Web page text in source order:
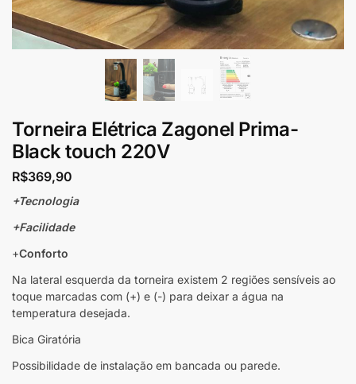
Torneira Elétrica Zagonel Prima-
Black touch 220V
R$369,90
+Tecnologia
+Facilidade
+Conforto
Na lateral esquerda da torneira existem 2 regiões sensíveis ao
toque marcadas com (+) e (-) para deixar a água na
temperatura desejada.
Bica Giratória
Possibilidade de instalação em bancada ou parede.